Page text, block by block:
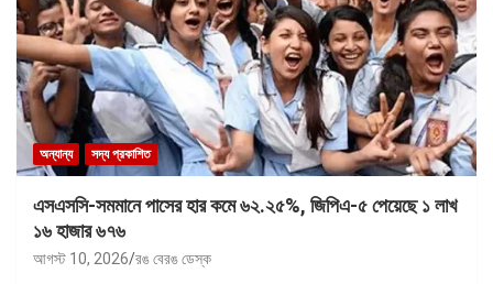
অন্যান্য সদ্য প্রকাশিত
এসএসসি-সমমানে পাসের হার কমে ৬২.২৫%, জিপিএ-৫ পেয়েছে ১ লাখ
১৬ হাজার ৬৭৬
আগস্ট 10, 2026 রঙ বেরঙ ডেস্ক